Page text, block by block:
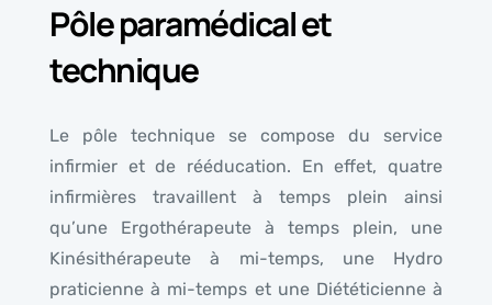
Pôle paramédical et
technique
Le pôle technique se compose du service
infirmier et de rééducation. En effet, quatre
infirmières travaillent à temps plein ainsi
qu’une Ergothérapeute à temps plein, une
Kinésithérapeute à mi-temps, une Hydro
praticienne à mi-temps et une Diététicienne à